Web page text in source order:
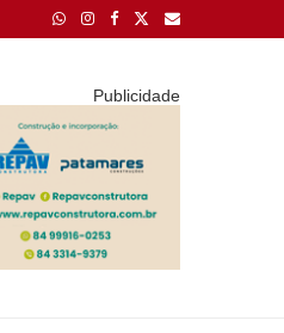
Publicidade